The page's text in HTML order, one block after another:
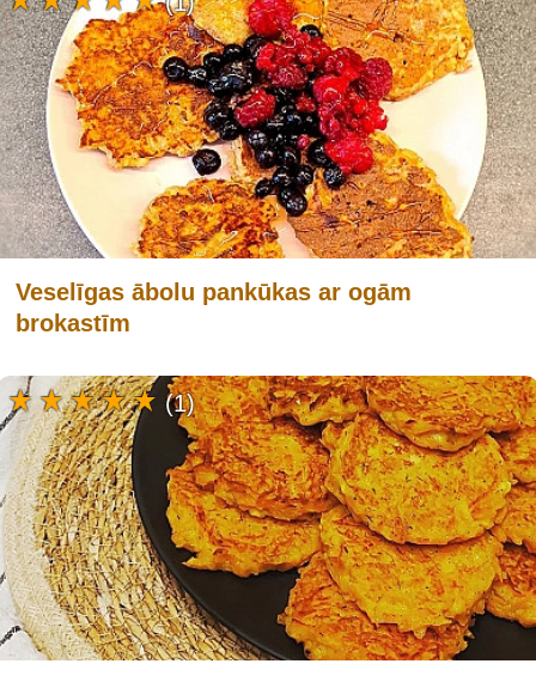
Veselīgas ābolu pankūkas ar ogām
brokastīm
(1)